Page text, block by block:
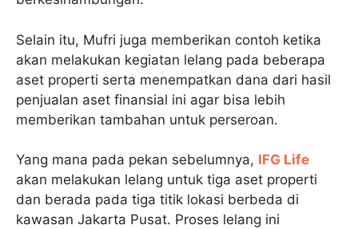
Selain itu, Mufri juga memberikan contoh ketika
akan melakukan kegiatan lelang pada beberapa
aset properti serta menempatkan dana dari hasil
penjualan aset finansial ini agar bisa lebih
memberikan tambahan untuk perseroan.
Yang mana pada pekan sebelumnya, IFG Life
akan melakukan lelang untuk tiga aset properti
dan berada pada tiga titik lokasi berbeda di
kawasan Jakarta Pusat. Proses lelang ini